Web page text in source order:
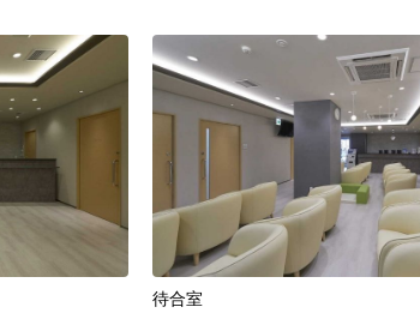
待合室